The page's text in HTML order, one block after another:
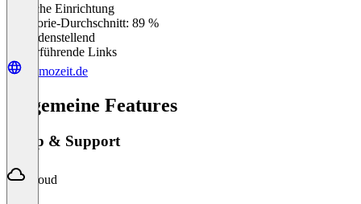
Einfache Einrichtung
Kategorie-Durchschnitt: 89 %
Zufriedenstellend
Weiterführende Links
momozeit.de
Allgemeine Features
Setup & Support
Cloud